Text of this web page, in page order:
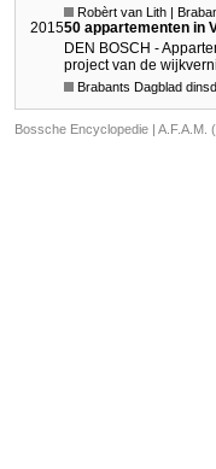
Robèrt van Lith |
201550 appartementen in
DEN BOSCH -
project van de
Brabants Dagblad
Bossche Encyclopedie | A.F.A.M.